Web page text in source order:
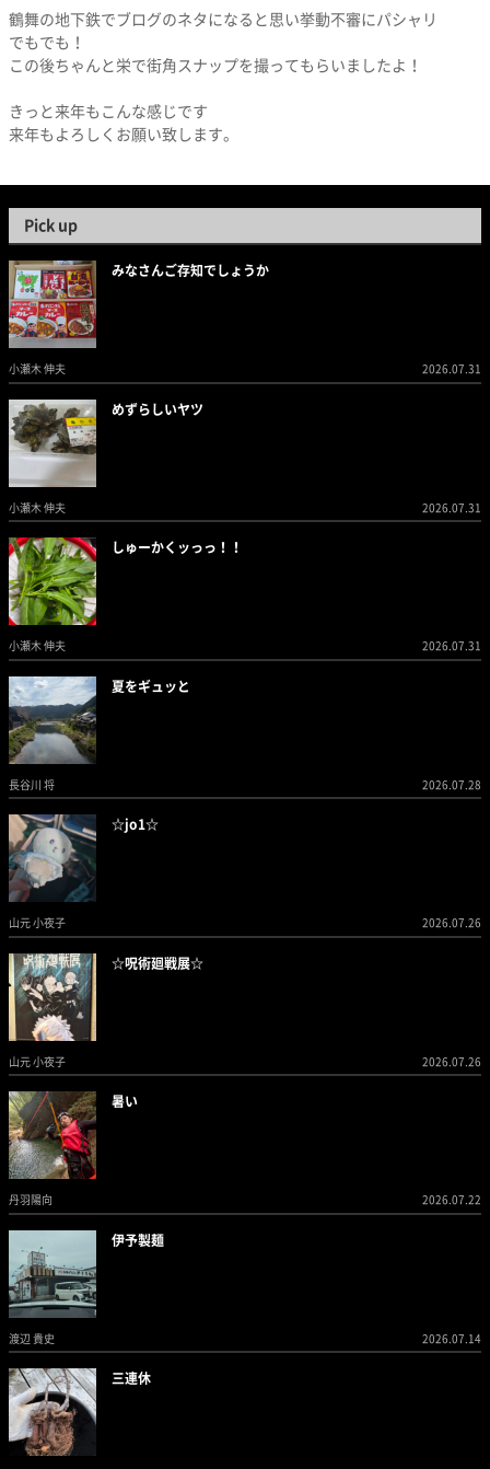
鶴舞の地下鉄でブログのネタになると思い挙動不審にパシャリ
でもでも！
この後ちゃんと栄で街角スナップを撮ってもらいましたよ！
きっと来年もこんな感じです
来年もよろしくお願い致します。
Pick up
みなさんご存知でしょうか
小瀬木 伸夫 2026.07.31
めずらしいヤツ
小瀬木 伸夫 2026.07.31
しゅーかくッっっ！！
小瀬木 伸夫 2026.07.31
夏をギュッと
長谷川 将 2026.07.28
☆jo1☆
山元 小夜子 2026.07.26
☆呪術廻戦展☆
山元 小夜子 2026.07.26
暑い
丹羽陽向 2026.07.22
伊予製麺
渡辺 貴史 2026.07.14
三連休